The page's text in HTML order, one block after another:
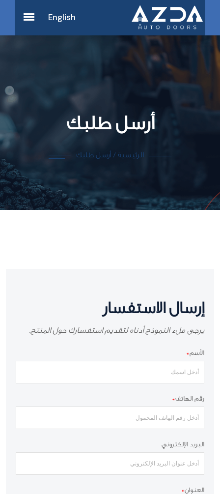
English
أرﺳﻞ ﻃﻠﺒﻚ
اﻟﺮﺋﻴﺴﻴﺔ / أرﺳﻞ ﻃﻠﺒﻚ
إرسال الاستفسار
يرجى ملء النموذج أدناه لتقديم استفسارك حول المنتج.
الأسم*
رقم الهاتف*
البريد الإلكتروني
العنوان*